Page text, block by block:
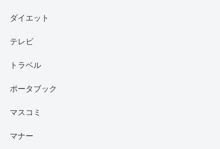
ダイエット
テレビ
トラベル
ポータブック
マスコミ
マナー